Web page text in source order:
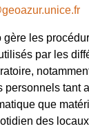
gère les
par les
personnels tant
que
des